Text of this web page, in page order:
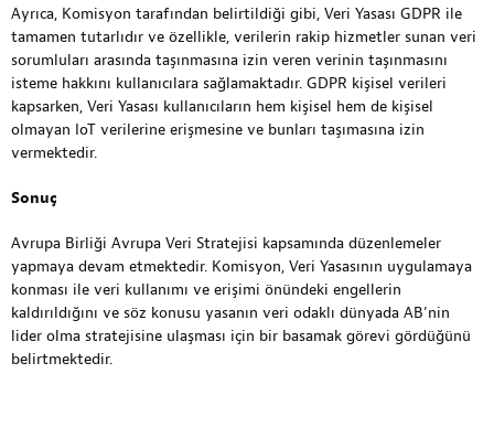
Ayrıca, Komisyon tarafından belirtildiği gibi, Veri Yasası GDPR ile
tamamen tutarlıdır ve özellikle, verilerin rakip hizmetler sunan veri
sorumluları arasında taşınmasına izin veren verinin taşınmasını
isteme hakkını kullanıcılara sağlamaktadır. GDPR kişisel verileri
kapsarken, Veri Yasası kullanıcıların hem kişisel hem de kişisel
olmayan IoT verilerine erişmesine ve bunları taşımasına izin
vermektedir.
Sonuç
Avrupa Birliği Avrupa Veri Stratejisi kapsamında düzenlemeler
yapmaya devam etmektedir. Komisyon, Veri Yasasının uygulamaya
konması ile veri kullanımı ve erişimi önündeki engellerin
kaldırıldığını ve söz konusu yasanın veri odaklı dünyada AB’nin
lider olma stratejisine ulaşması için bir basamak görevi gördüğünü
belirtmektedir.